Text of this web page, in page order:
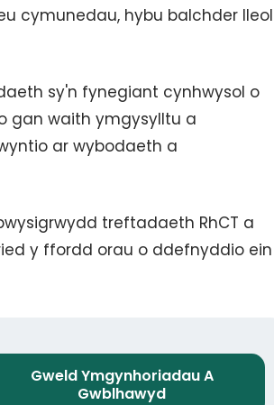
cymunedau, hybu balchder lleol
sy'n fynegiant cynhwysol o
gan waith ymgysylltu a
ar wybodaeth a
treftadaeth RhCT a
y ffordd orau o ddefnyddio ein
Gweld Ymgynhoriadau A
Gwblhawyd